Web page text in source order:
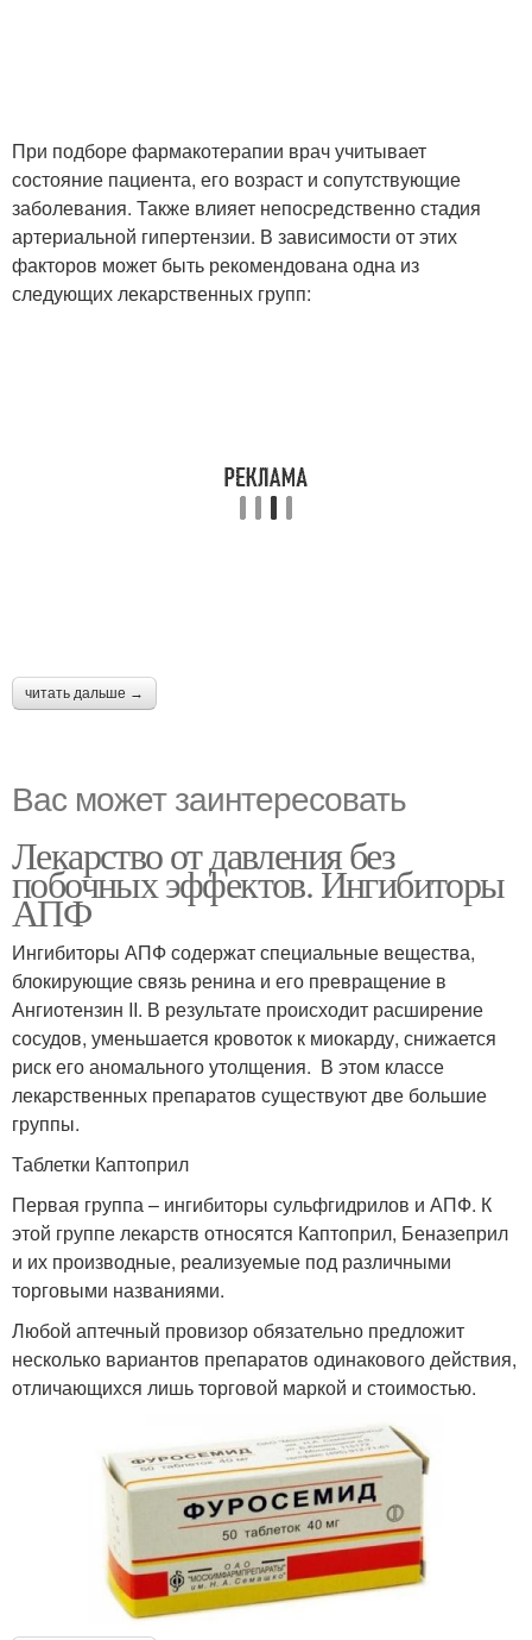
При подборе фармакотерапии врач учитывает
состояние пациента, его возраст и сопутствующие
заболевания. Также влияет непосредственно стадия
артериальной гипертензии. В зависимости от этих
факторов может быть рекомендована одна из
следующих лекарственных групп:
читать дальше →
Вас может заинтересовать
Лекарство от давления без
побочных эффектов. Ингибиторы
АПФ
Ингибиторы АПФ содержат специальные вещества,
блокирующие связь ренина и его превращение в
Ангиотензин II. В результате происходит расширение
сосудов, уменьшается кровоток к миокарду, снижается
риск его аномального утолщения. В этом классе
лекарственных препаратов существуют две большие
группы.
Таблетки Каптоприл
Первая группа – ингибиторы сульфгидрилов и АПФ. К
этой группе лекарств относятся Каптоприл, Беназеприл
и их производные, реализуемые под различными
торговыми названиями.
Любой аптечный провизор обязательно предложит
несколько вариантов препаратов одинакового действия,
отличающихся лишь торговой маркой и стоимостью.